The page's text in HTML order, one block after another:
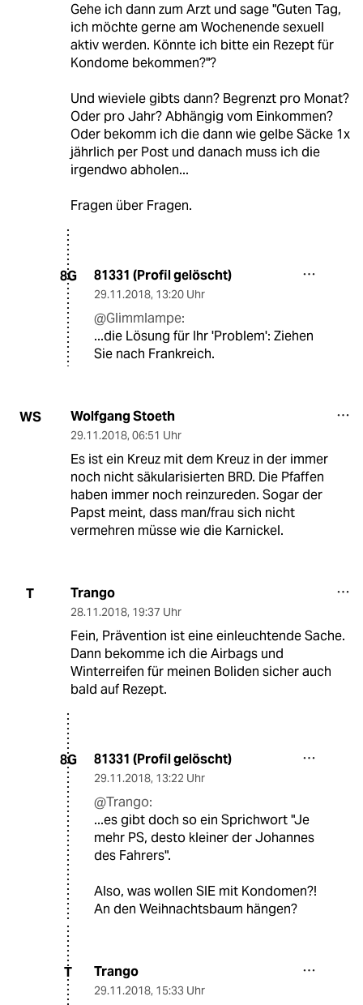
Gehe ich dann zum Arzt und sage "Guten Tag,
ich möchte gerne am Wochenende sexuell
aktiv werden. Könnte ich bitte ein Rezept für
Kondome bekommen?"?
Und wieviele gibts dann? Begrenzt pro Monat?
Oder pro Jahr? Abhängig vom Einkommen?
Oder bekomm ich die dann wie gelbe Säcke 1x
jährlich per Post und danach muss ich die
irgendwo abholen...
Fragen über Fragen.
8G 81331 (Profil gelöscht)
29.11.2018, 13:20 Uhr
@Glimmlampe:
...die Lösung für Ihr 'Problem': Ziehen
Sie nach Frankreich.
WS Wolfgang Stoeth
29.11.2018, 06:51 Uhr
Es ist ein Kreuz mit dem Kreuz in der immer
noch nicht säkularisierten BRD. Die Pfaffen
haben immer noch reinzureden. Sogar der
Papst meint, dass man/frau sich nicht
vermehren müsse wie die Karnickel.
T Trango
28.11.2018, 19:37 Uhr
Fein, Prävention ist eine einleuchtende Sache.
Dann bekomme ich die Airbags und
Winterreifen für meinen Boliden sicher auch
bald auf Rezept.
8G 81331 (Profil gelöscht)
29.11.2018, 13:22 Uhr
@Trango:
...es gibt doch so ein Sprichwort "Je
mehr PS, desto kleiner der Johannes
des Fahrers".
Also, was wollen SIE mit Kondomen?!
An den Weihnachtsbaum hängen?
T Trango
29.11.2018, 15:33 Uhr